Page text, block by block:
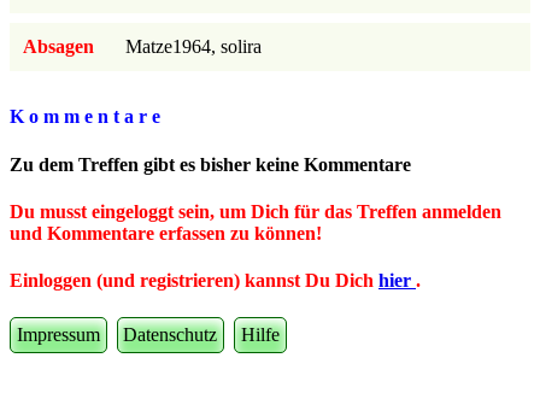
Absagen Matze1964, solira
K o m m e n t a r e
Zu dem Treffen gibt es bisher keine Kommentare
Du musst eingeloggt sein, um Dich für das Treffen anmelden
und Kommentare erfassen zu können!
Einloggen (und registrieren) kannst Du Dich hier .
Impressum Datenschutz Hilfe